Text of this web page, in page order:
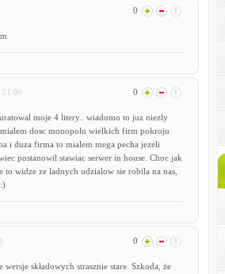
0
21:06 0
moje 4 litery.. wiadomo to juz niezly
mialem dosc monopolu wielkich firm pokroju
i duza firma to mialem mega pecha jezeli
postanowil stawiac serwer in house. Choc jak
to widze ze ladnych udzialow sie robila na nas,
0
składowych strasznie stare. Szkoda, że